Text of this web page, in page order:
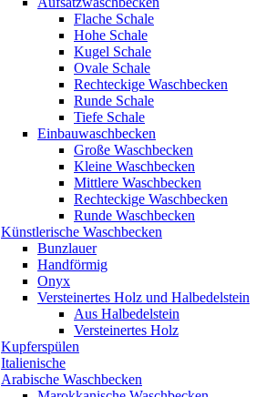
Flache Schale
Hohe Schale
Kugel Schale
Ovale Schale
Rechteckige Waschbecken
Runde Schale
Tiefe Schale
Einbauwaschbecken
Große Waschbecken
Kleine Waschbecken
Mittlere Waschbecken
Rechteckige Waschbecken
Runde Waschbecken
Künstlerische Waschbecken
Bunzlauer
Handförmig
Onyx
Versteinertes Holz und Halbedelstein
Aus Halbedelstein
Versteinertes Holz
Kupferspülen
Italienische
Arabische Waschbecken